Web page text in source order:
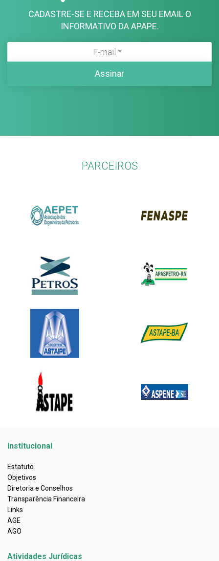
CADASTRE-SE E RECEBA EM SEU EMAIL O
INFORMATIVO DA APAPE.
PARCEIROS
Institucional
Estatuto
Objetivos
Diretoria e Conselhos
Transparência Financeira
Links
AGE
AGO
Atividades Jurídicas